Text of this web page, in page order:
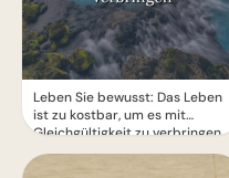
Leben Sie bewusst: Das Leben
ist zu kostbar, um es mit
Gleichgültigkeit zu verbringen